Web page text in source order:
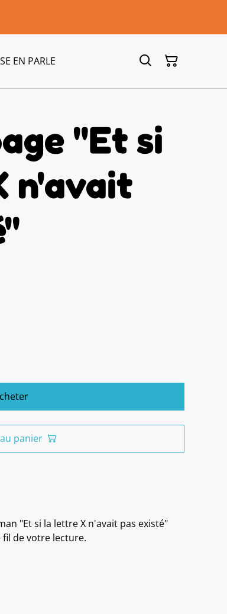
EN PARLE
"Et si
n'avait
panier
"Et si la lettre X n'avait pas existé"
de votre lecture.